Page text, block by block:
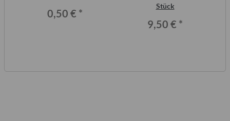
0,50 € *
Stück
9,50 € *